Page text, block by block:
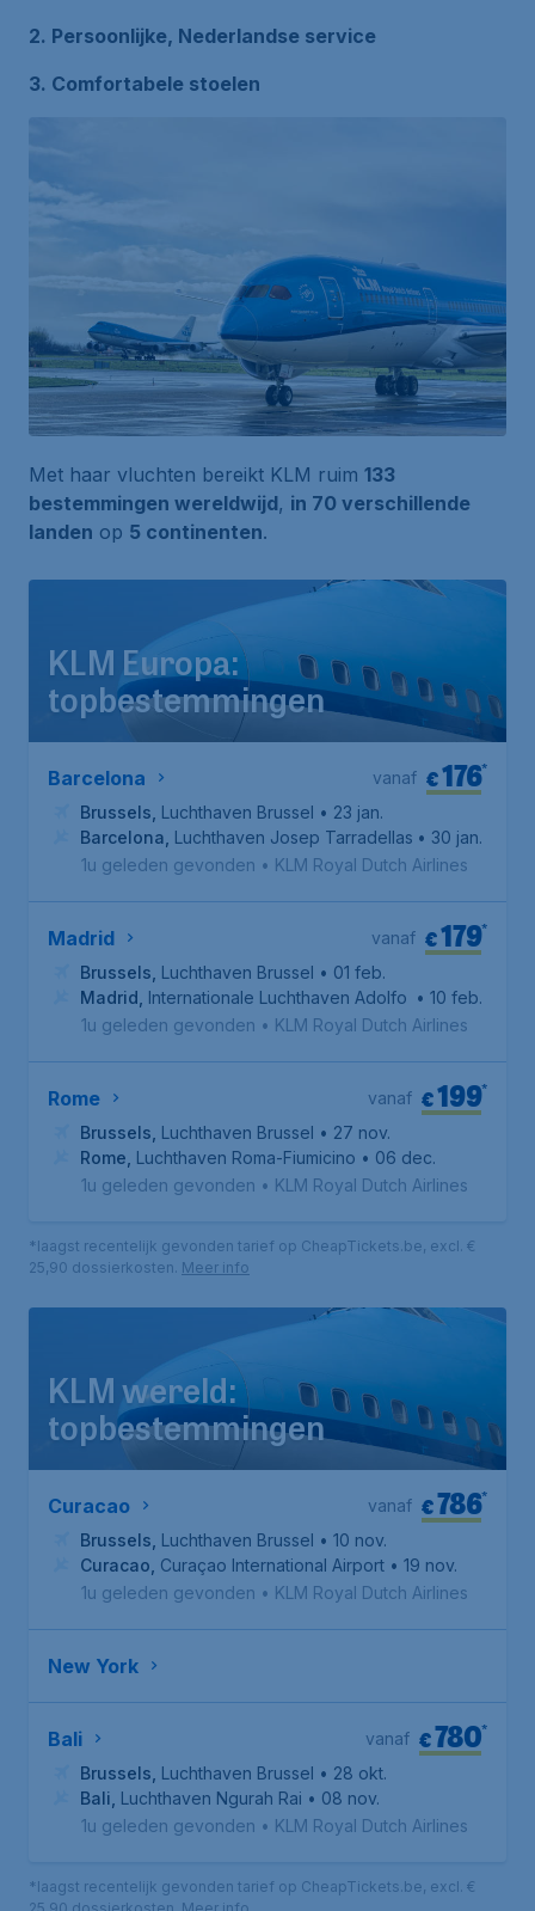
2. Persoonlijke, Nederlandse service
3. Comfortabele stoelen
Met haar vluchten bereikt KLM ruim 133
bestemmingen wereldwijd, in 70 verschillende
landen op 5 continenten.
KLM Europa:
topbestemmingen
Barcelona €176*
vanaf
Brussels Luchthaven Brussel • 23 jan.
Barcelona Luchthaven Josep Tarradellas Barcelona-El
• 30 jan.
1u geleden gevonden • KLM Royal Dutch Airlines
Madrid €179*
vanaf
Brussels Luchthaven Brussel • 01 feb.
Madrid Internationale Luchthaven Adolfo Suárez
• 10 feb.
1u geleden gevonden • KLM Royal Dutch Airlines
Rome €199*
vanaf
Brussels Luchthaven Brussel • 27 nov.
Rome Luchthaven Roma-Fiumicino • 06 dec.
1u geleden gevonden • KLM Royal Dutch Airlines
*laagst recentelijk gevonden tarief op CheapTickets.be, excl. €
25,90 dossierkosten. Meer info
KLM wereld:
topbestemmingen
Curacao €786*
vanaf
Brussels Luchthaven Brussel • 10 nov.
Curacao Curaçao International Airport • 19 nov.
1u geleden gevonden • KLM Royal Dutch Airlines
New York
Bali €780*
vanaf
Brussels Luchthaven Brussel • 28 okt.
Bali Luchthaven Ngurah Rai • 08 nov.
1u geleden gevonden • KLM Royal Dutch Airlines
*laagst recentelijk gevonden tarief op CheapTickets.be, excl. €